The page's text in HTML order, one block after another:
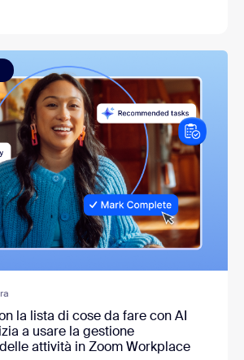
la lista di cose da fare con AI
a usare la gestione
attività in Zoom Workplace